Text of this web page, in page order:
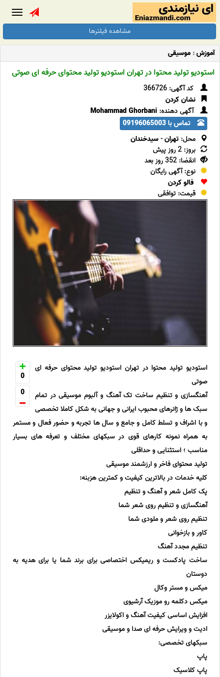
مشاهده فیلترها
آموزش: موسیقی
استودیو تولید محتوا در تهران استودیو تولید محتوای حرفه ای صوتی
کد آگهی: 366726
نشان کردن
آگهی دهنده: Mohammad Ghorbani
تماس با 09196065003
محل: تهران-سیدخندان
بروز: 2 روز پیش
انقضا: 352 روز بعد
نوع: آگهی رایگان
فالو کردن
قیمت: توافقی
0
0
استودیو تولید محتوا در تهران استودیو تولید محتوای حرفه ای
صوتی
آهنگسازی و تنظیم ساخت تک آهنگ و آلبوم موسیقی در تمام
سبک ها و ژانرهای محبوب ایرانی و جهانی به شکل کاملا تخصصی
و با اشراف و تسلط کامل و جامع و سال ها تجربه و حضور فعال و مستمر
به همراه نمونه کارهای قوی در سبکهای مختلف و تعرفه های بسیار
مناسب ؛ استثنایی و حداقلی
تولید محتوای فاخر و ارزشمند موسیقی
کلیه خدمات در بالاترین کیفیت و کمترین هزبنه:
پک کامل شعر و آهنگ و تنظیم
آهنگسازی و تنظیم روی شعر شما
تنظیم روی شعر و ملودی شما
کاور و بازخوانی
تنظیم مجدد آهنگ
ساخت پادکست و ریمیکس اختصاصی برای برند شما یا برای هدیه به
دوستان
میکس و مستر وکال
میکس دکلمه رو موزیک آرشیوی
افزایش اساسی کیفیت آهنگ و اکولایزر
ادیت و ویرایش حرفه ای صدا و موسیقی
سبکهای تخصصی:
پاپ
پاپ کلاسیک